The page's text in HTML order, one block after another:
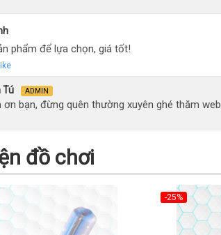
phẩm để lựa chọn, giá tốt!
Tú ADMIN
ơn bạn, đừng quên thường xuyên ghé thăm
đồ chơi
-25%